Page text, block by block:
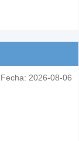
Fecha: 2026-08-06